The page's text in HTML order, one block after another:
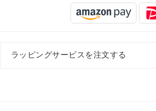
ラッピングサービスを注文する